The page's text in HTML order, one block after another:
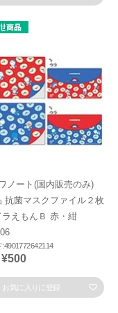
ノート(国内販売のみ)
抗菌マスクファイル２枚
ラえもんＢ 赤・紺
¥500
お気に入りに登録